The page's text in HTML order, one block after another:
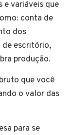
e variáveis que
conta de
dos
escritório,
produção.
que você
o valor das
para se